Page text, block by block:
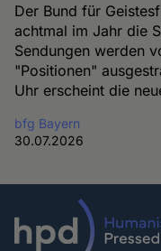
Der Bund für
achtmal im Jahr die
Sendungen werden
"Positionen"
Uhr erscheint die
bfg Bayern
30.07.2026